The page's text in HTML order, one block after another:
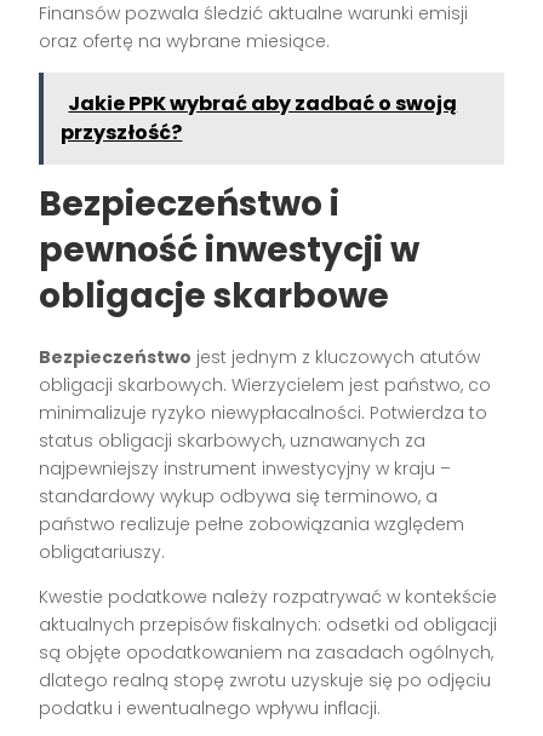
Finansów pozwala śledzić aktualne warunki emisji
oraz ofertę na wybrane miesiące.
Jakie PPK wybrać aby zadbać o swoją
przyszłość?
Bezpieczeństwo i
pewność inwestycji w
obligacje skarbowe
Bezpieczeństwo jest jednym z kluczowych atutów
obligacji skarbowych. Wierzycielem jest państwo, co
minimalizuje ryzyko niewypłacalności. Potwierdza to
status obligacji skarbowych, uznawanych za
najpewniejszy instrument inwestycyjny w kraju –
standardowy wykup odbywa się terminowo, a
państwo realizuje pełne zobowiązania względem
obligatariuszy.
Kwestie podatkowe należy rozpatrywać w kontekście
aktualnych przepisów fiskalnych: odsetki od obligacji
są objęte opodatkowaniem na zasadach ogólnych,
dlatego realną stopę zwrotu uzyskuje się po odjęciu
podatku i ewentualnego wpływu inflacji.